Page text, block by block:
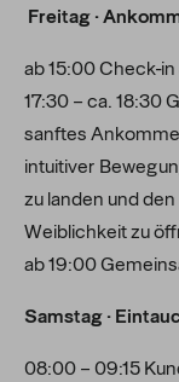
Freitag ·
ab 15:00Check-
17:30 – ca. 18:30
sanftes
intuitiver
zu landen und
Weiblichkeit zu
ab 19:00
Samstag ·
08:00 – 09:15